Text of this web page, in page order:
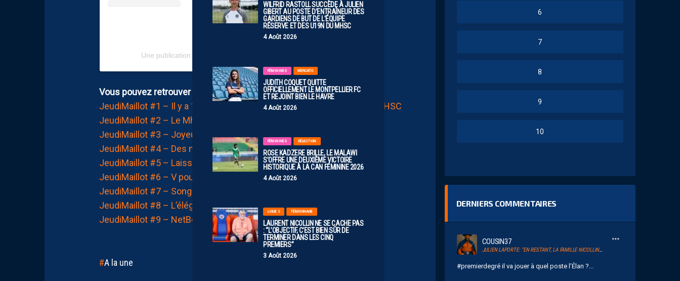
WILFRID RASTOLL SUCCÈDE À JULIEN
GIBERT AU POSTE D’ENTRAÎNEUR DES
GARDIENS DE BUT DE L’ÉQUIPE
RÉSERVE ET DES U19N DU MHSC
4 Août 2026
FÉMININES MERCATO
JUDITH COQUET QUITTE
OFFICIELLEMENT LE MONTPELLIER FC
ET REJOINT BIEN LE HAVRE
4 Août 2026
FÉMININES SÉLECTION
ROSE KADZERE BRILLE, LE MALAWI
S’OFFRE UNE DEUXIÈME VICTOIRE
HISTORIQUE À LA CAN FÉMININE 2026
4 Août 2026
LIGUE 2 TÉMOIGNAGE
LAURENT NICOLLIN NE SE CACHE PAS
: “L’OBJECTIF, C’EST BIEN SÛR DE
TERMINER DANS LES CINQ
PREMIERS”
3 Août 2026
Une publication partagée par Allez Paillade (@allezpaillade)
Vous pouvez retrouver les épisodes précédents ci-dessous:
JeudiMaillot #1 – Il y a 10 ans, le dernier maillot manches longues du MHSC
JeudiMaillot #2 – Le Mhs’OC
JeudiMaillot #3 – Joyeux Anniversaire
JeudiMaillot #4 – Des maillots qui nous collent à la peau
JeudiMaillot #5 – Laisser sa marque
JeudiMaillot #6 – V pour Victoire
JeudiMaillot #7 – Songe d’une nuit de printemps
JeudiMaillot #8 – L’élégance à la montpelliéraine
JeudiMaillot #9 – NetBet : pour une poignée d’euros
A la une
6
7
8
9
10
DERNIERS COMMENTAIRES
COUSIN37
JULIEN LAPORTE: “EN RESTANT, LA FAMILLE NICOLLIN A RAMENÉ UN ÉLAN AU CLUB.”
#premierdegré il va jouer à quel poste l’Élan ?...